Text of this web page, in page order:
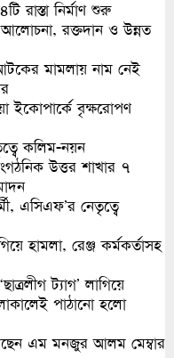
রাস্তা নির্মাণ শুরু
রক্তদান ও উন্নত
মামলায় নাম নেই
ইকোপার্কে বৃক্ষরোপণ
কলিম-নয়ন
উত্তর শাখার ৭
এসিএফ’র নেতৃত্বে
হামলা, রেঞ্জ কর্মকর্তাসহ
ট্যাগ’ লাগিয়ে
পাঠানো হলো
এম মনজুর আলম মেম্বার